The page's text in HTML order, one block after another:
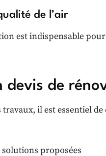
de l’air
est indispensable
devis de
travaux, il est essentiel
proposées